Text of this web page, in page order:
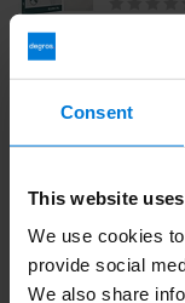
Consent
This website
We use cookies
provide social
We also share
Heb je vragen
Of heb je hulp
mail met onze